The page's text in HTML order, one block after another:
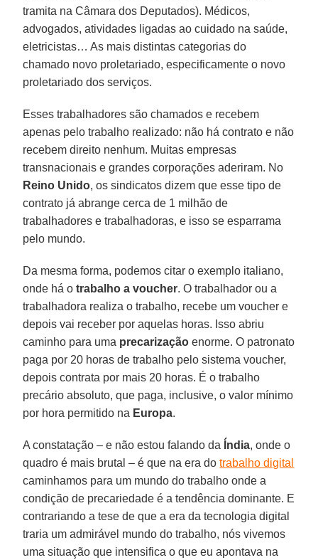
tramita na Câmara dos Deputados). Médicos,
advogados, atividades ligadas ao cuidado na saúde,
eletricistas… As mais distintas categorias do
chamado novo proletariado, especificamente o novo
proletariado dos serviços.
Esses trabalhadores são chamados e recebem
apenas pelo trabalho realizado: não há contrato e não
recebem direito nenhum. Muitas empresas
transnacionais e grandes corporações aderiram. No
Reino Unido, os sindicatos dizem que esse tipo de
contrato já abrange cerca de 1 milhão de
trabalhadores e trabalhadoras, e isso se esparrama
pelo mundo.
Da mesma forma, podemos citar o exemplo italiano,
onde há otrabalho a voucher. O trabalhador ou a
trabalhadora realiza o trabalho, recebe um voucher e
depois vai receber por aquelas horas. Isso abriu
caminho para uma precarização enorme. O patronato
paga por 20 horas de trabalho pelo sistema voucher,
depois contrata por mais 20 horas. É o trabalho
precário absoluto, que paga, inclusive, o valor mínimo
por hora permitido na Europa.
A constatação – e não estou falando da Índia, onde o
quadro é mais brutal – é que na era dotrabalho digital
caminhamos para um mundo do trabalho onde a
condição de precariedade é a tendência dominante. E
contrariando a tese de que a era da tecnologia digital
traria um admirável mundo do trabalho, nós vivemos
uma situação que intensifica o que eu apontava na